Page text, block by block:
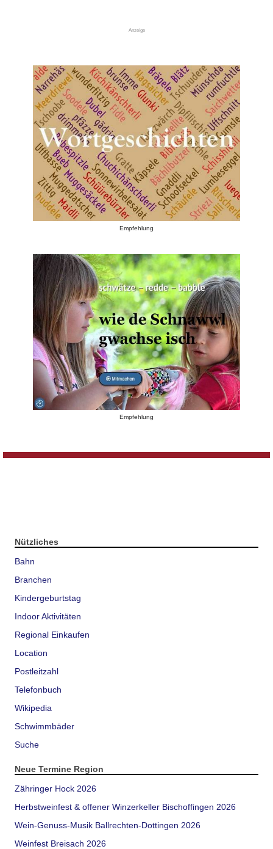
Anzeige
Empfehlung
Empfehlung
Nützliches
Bahn
Branchen
Kindergeburtstag
Indoor Aktivitäten
Regional Einkaufen
Location
Postleitzahl
Telefonbuch
Wikipedia
Schwimmbäder
Suche
Neue Termine Region
Zähringer Hock 2026
Herbstweinfest & offener Winzerkeller Bischoffingen 2026
Wein-Genuss-Musik Ballrechten-Dottingen 2026
Weinfest Breisach 2026